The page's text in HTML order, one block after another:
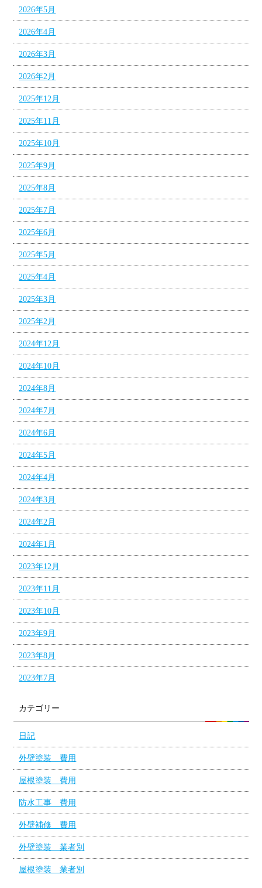
2026年5月
2026年4月
2026年3月
2026年2月
2025年12月
2025年11月
2025年10月
2025年9月
2025年8月
2025年7月
2025年6月
2025年5月
2025年4月
2025年3月
2025年2月
2024年12月
2024年10月
2024年8月
2024年7月
2024年6月
2024年5月
2024年4月
2024年3月
2024年2月
2024年1月
2023年12月
2023年11月
2023年10月
2023年9月
2023年8月
2023年7月
カテゴリー
日記
外壁塗装 費用
屋根塗装 費用
防水工事 費用
外壁補修 費用
外壁塗装 業者別
屋根塗装 業者別